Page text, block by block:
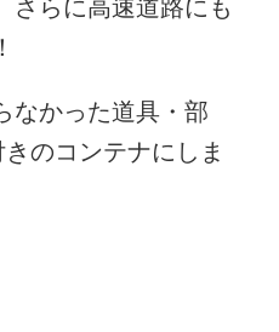
なかった道具・部
のコンテナにしま